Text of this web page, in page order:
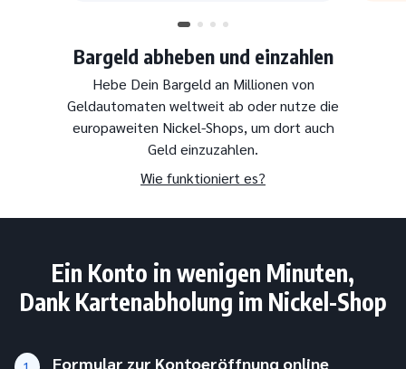
Bargeld abheben und einzahlen
Hebe Dein Bargeld an Millionen von
Geldautomaten weltweit ab oder nutze die
europaweiten Nickel-Shops, um dort auch
Geld einzuzahlen.
Wie funktioniert es?
Ein Konto in wenigen Minuten,
Dank Kartenabholung im Nickel-Shop
Formular zur Kontoeröffnung online